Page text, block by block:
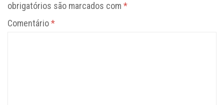
obrigatórios são marcados com *
Comentário*